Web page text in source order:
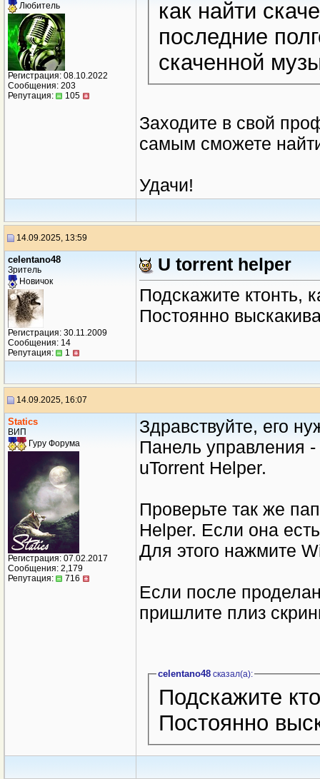
Любитель
Регистрация: 08.10.2022
Сообщения: 203
Репутация:
105
как найти скаченные торрентфайлы за
последние
скаченной
Заходите в свой
самым сможете
Удачи!
14.09.2025, 13:59
celentano48
Зритель
Новичок
Регистрация: 30.11.2009
Сообщения: 14
Репутация:
1
U torrent helper
Подскажите ктонть,
Постоянно
14.09.2025, 16:07
Statics
ВИП
Гуру Форума
Регистрация: 07.02.2017
Сообщения: 2,179
Репутация:
716
Здравствуйте, его
Панель управления
uTorrent Helper.
Проверьте так же
Helper. Если она
Для этого нажмите
Если после
пришлите плиз
celentano48сказал(a):
Подскажите
Постоянно